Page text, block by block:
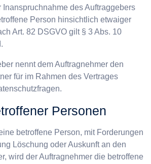
Inanspruchnahme des Auftraggebers
Person hinsichtlich etwaiger
Art. 82 DSGVO gilt § 3 Abs. 10
nennt dem Auftragnehmer den
für im Rahmen des Vertrages
Personen
betroffene Person, mit Forderungen
Löschung oder Auskunft an den
wird der Auftragnehmer die betroffene